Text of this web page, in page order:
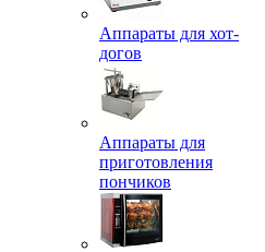
Аппараты для хот-
догов
Аппараты для
приготовления
пончиков